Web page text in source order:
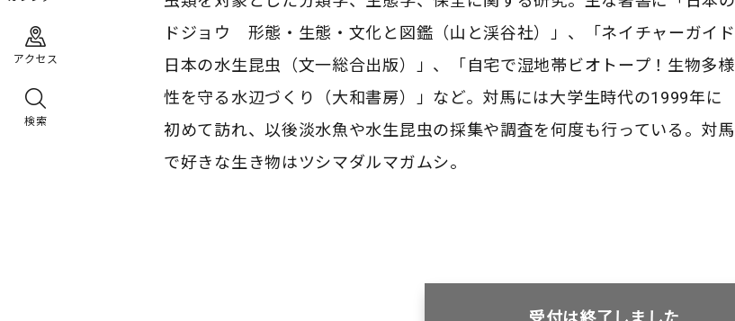
アクセス
検索
ドジョウ 形態・生態・文化と図鑑（山と渓谷社）」、「 ネイチャーガイド
日本の水生昆虫（文一総合出版）」、「 自宅で湿地帯ビオトープ！生物多様
性を守る水辺づくり（大和書房）」など。 対馬には大学生時代の1999年に
初めて訪れ、以後淡水魚や水生昆虫の採集や調査を何度も行っている。 対馬
で好きな生き物はツシマダルマガムシ。